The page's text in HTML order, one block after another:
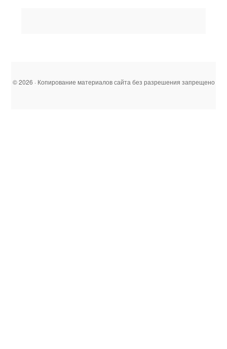
© 2026 · Копирование материалов сайта без разрешения запрещено